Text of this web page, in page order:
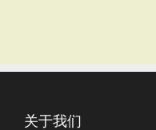
关于我们